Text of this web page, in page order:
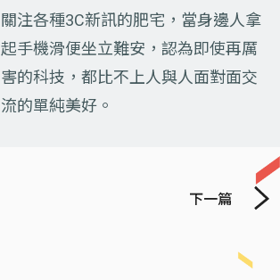
關注各種3C新訊的肥宅，當身邊人拿
起手機滑便坐立難安，認為即使再厲
害的科技，都比不上人與人面對面交
流的單純美好。
下一篇
Previous